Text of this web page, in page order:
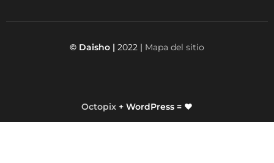
© Daisho | 2022 | Mapa del sitio
Octopix + WordPress = ❤